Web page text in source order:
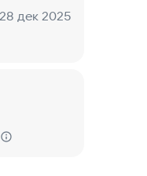
Дата:
28 дек 2025